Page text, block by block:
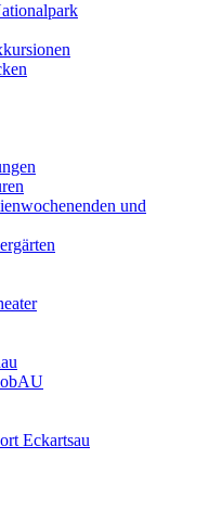
und
Eckartsau